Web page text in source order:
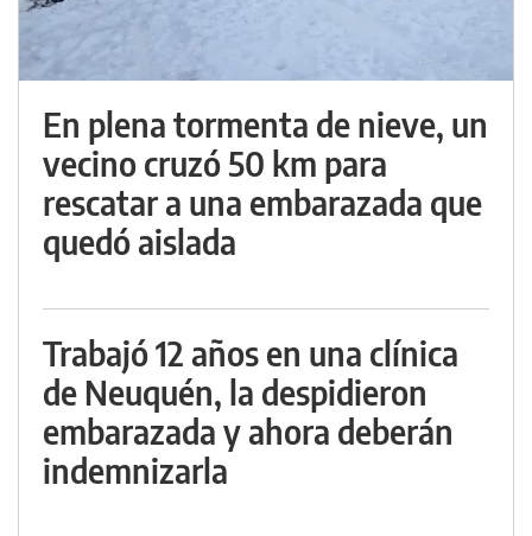
En plena tormenta de nieve, un
vecino cruzó 50 km para
rescatar a una embarazada que
quedó aislada
Trabajó 12 años en una clínica
de Neuquén, la despidieron
embarazada y ahora deberán
indemnizarla